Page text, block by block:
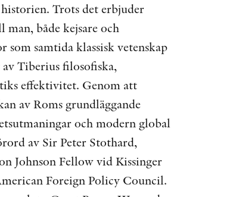
PEER REVIEW PROCESS
Trots det erbjuder
både kejsare och
samtida klassisk vetenskap
Tiberius filosofiska,
effektivitet. Genom att
av Roms grundläggande
och modern global
av Sir Peter Stothard,
Johnson Fellow vid Kissinger
Foreign Policy Council.